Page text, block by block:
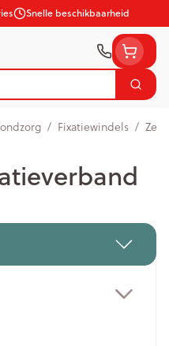
Snelle beschikbaarheid
Zoek
/ Fixatiewindels /